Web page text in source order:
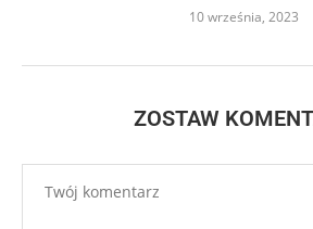
10 września, 2023
ZOSTAW